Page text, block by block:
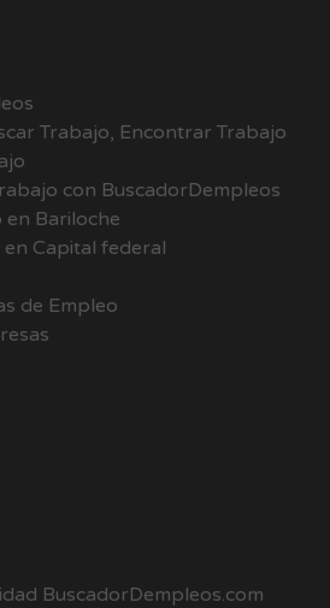
Trabajo, Encontrar Trabajo
con BuscadorDempleos
en Bariloche
Capital federal
de Empleo
BuscadorDempleos.com